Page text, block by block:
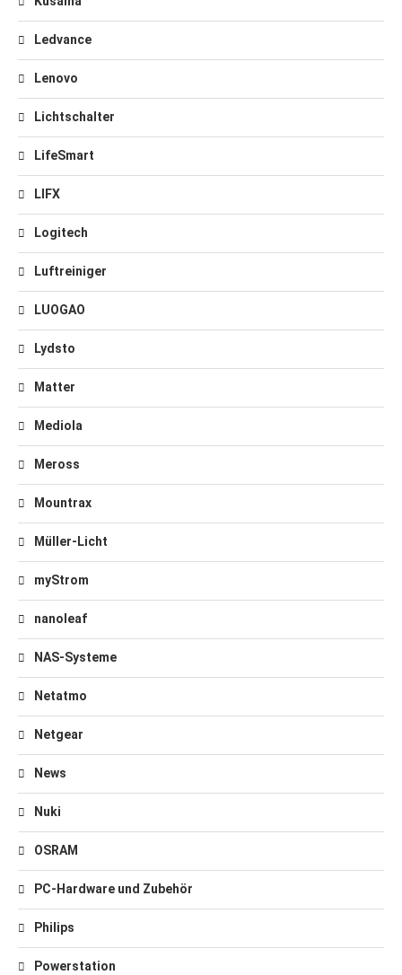
Ledvance
Lenovo
Lichtschalter
LifeSmart
LIFX
Logitech
Luftreiniger
LUOGAO
Lydsto
Matter
Mediola
Meross
Mountrax
Müller-Licht
myStrom
nanoleaf
NAS-Systeme
Netatmo
Netgear
News
Nuki
OSRAM
PC-Hardware und Zubehör
Philips
Powerstation